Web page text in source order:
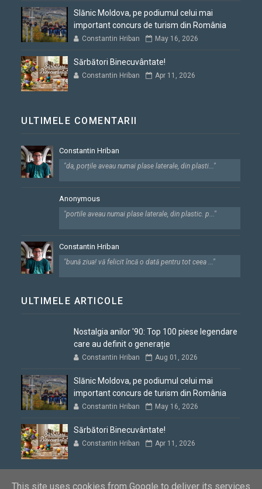
Slănic Moldova, pe podiumul celui mai
important concurs de turism din România
Constantin Hriban May 16, 2026
Sărbători Binecuvântate!
Constantin Hriban Apr 11, 2026
ULTIMELE COMENTARII
Constantin Hriban
"da, porțile aveau numai plase laterale, din plasti..."
Anonymous
"portile aveau numai plase laterale, din plastic. p..."
Constantin Hriban
"bună ziua! vă felicit încă o dată pentru tot ceea ..."
ULTIMELE ARTICOLE
Nostalgia anilor '90: Top 100 piese legendare
care au definit o generație
Constantin Hriban Aug 01, 2026
Slănic Moldova, pe podiumul celui mai
important concurs de turism din România
Constantin Hriban May 16, 2026
Sărbători Binecuvântate!
Constantin Hriban Apr 11, 2026
This site uses cookies from Google to deliver its services